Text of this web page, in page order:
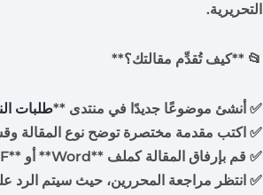
التحريرية.
📂 **كيف تُقدِّم مقالتك؟**
✅ أنشئ موضوعًا جديدًا في منتدى **طلبات
✅ اكتب مقدمة مختصرة توضح نوع المقالة
✅ قم بإرفاق المقالة كملف **Word** أو **PDF** (اختياري).
✅ انتظر مراجعة المحررين، حيث سيتم